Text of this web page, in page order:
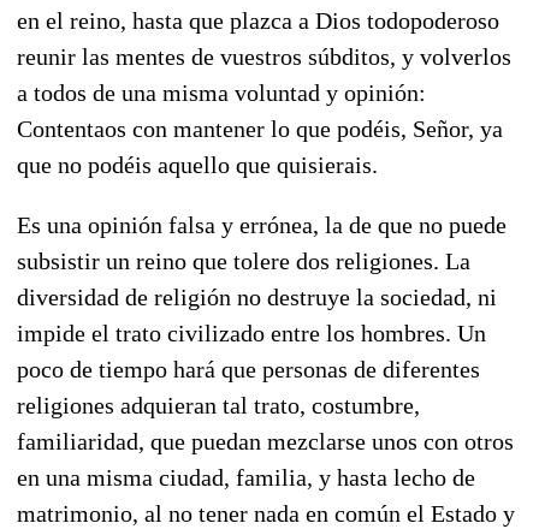
en el reino, hasta que plazca a Dios todopoderoso
reunir las mentes de vuestros súbditos, y volverlos
a todos de una misma voluntad y opinión:
Contentaos con mantener lo que podéis, Señor, ya
que no podéis aquello que quisierais.
Es una opinión falsa y errónea, la de que no puede
subsistir un reino que tolere dos religiones. La
diversidad de religión no destruye la sociedad, ni
impide el trato civilizado entre los hombres. Un
poco de tiempo hará que personas de diferentes
religiones adquieran tal trato, costumbre,
familiaridad, que puedan mezclarse unos con otros
en una misma ciudad, familia, y hasta lecho de
matrimonio, al no tener nada en común el Estado y